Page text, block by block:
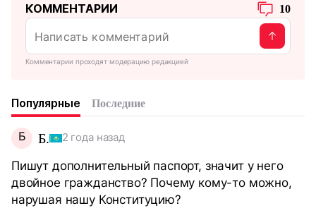
КОММЕНТАРИИ 10
Комментарии проходят модерацию редакцией
Популярные Последние
Б Б. 2 года назад
Пишут дополнительный паспорт, значит у него
двойное гражданство? Почему кому-то можно,
нарушая нашу Конституцию?